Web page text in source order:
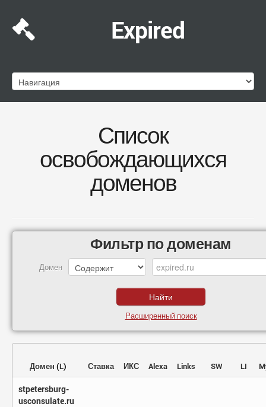
Expired
Список
освобождающихся
доменов
Фильтр по доменам
Домен
Расширенный поиск
Домен (L) Ставка ИКС Alexa Links SW LI
stpetersburg-
usconsulate.ru